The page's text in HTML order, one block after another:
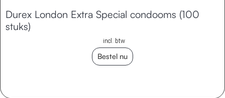
Durex London Extra Special condooms (100
stuks)
incl. btw
Bestel nu